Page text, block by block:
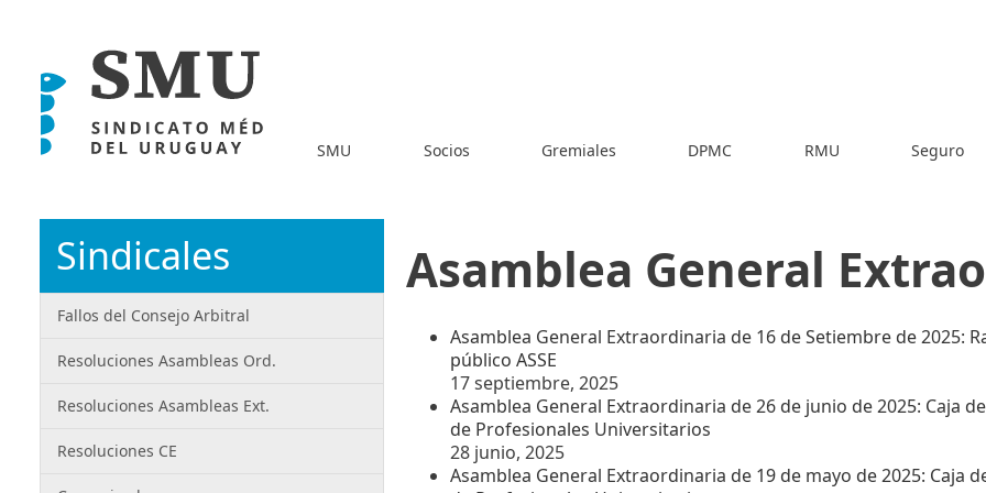
SMU Socios Gremiales DPMC RMU Seguro
Asamblea General
Asamblea General Extraordinaria de 16 de Setiembre de 2025:
público ASSE
17 septiembre, 2025
Asamblea General Extraordinaria de 26 de junio de 2025: Caja
de Profesionales Universitarios
28 junio, 2025
Asamblea General Extraordinaria de 19 de mayo de 2025: Caja
Sindicales
Fallos del Consejo Arbitral
Resoluciones Asambleas Ord.
Resoluciones Asambleas Ext.
Resoluciones CE